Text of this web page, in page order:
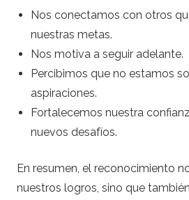
Nos conectamos con otros
nuestras metas.
Nos motiva a seguir adelante.
Percibimos que no estamos
aspiraciones.
Fortalecemos nuestra
nuevos desafíos.
En resumen, el reconocimiento
nuestros logros, sino que